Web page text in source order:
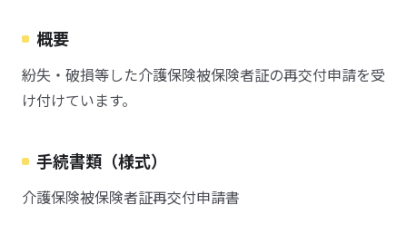
概要
紛失・破損等した介護保険被保険者証の再交付申請を受
け付けています。
手続書類（様式）
介護保険被保険者証再交付申請書